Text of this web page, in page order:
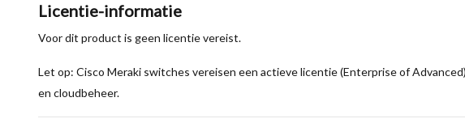
Licentie-informatie
Voor dit product is geen licentie vereist.
Let op: Cisco Meraki switches vereisen een actieve licentie (Enterprise of
en cloudbeheer.